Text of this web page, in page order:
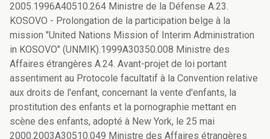
2005.1996A40510.264 Ministre de la Défense A.23.
KOSOVO - Prolongation de la participation belge à la
mission "United Nations Mission of Interim Administration
in KOSOVO" (UNMIK).1999A30350.008 Ministre des
Affaires étrangères A.24. Avant-projet de loi portant
assentiment au Protocole facultatif à la Convention relative
aux droits de l'enfant, concernant la vente d'enfants, la
prostitution des enfants et la pornographie mettant en
scène des enfants, adopté à New York, le 25 mai
2000.2003A30510.049 Ministre des Affaires étrangères